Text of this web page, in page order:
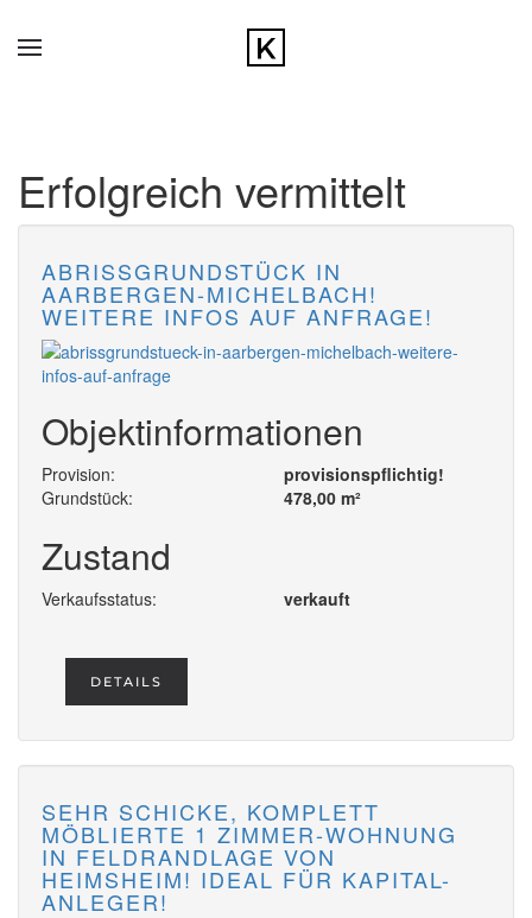
Zum Hauptinhalt springen
Erfolgreich vermittelt
ABRISSGRUNDSTÜCK IN
AARBERGEN-MICHELBACH!
WEITERE INFOS AUF ANFRAGE!
Objektinformationen
Provision:
provisionspflichtig!
Grundstück:
478,00 m²
Zustand
Verkaufsstatus: verkauft
DETAILS
SEHR SCHICKE, KOMPLETT
MÖBLIERTE 1 ZIMMER-WOHNUNG
IN FELDRANDLAGE VON
HEIMSHEIM! IDEAL FÜR KAPITAL-
ANLEGER!